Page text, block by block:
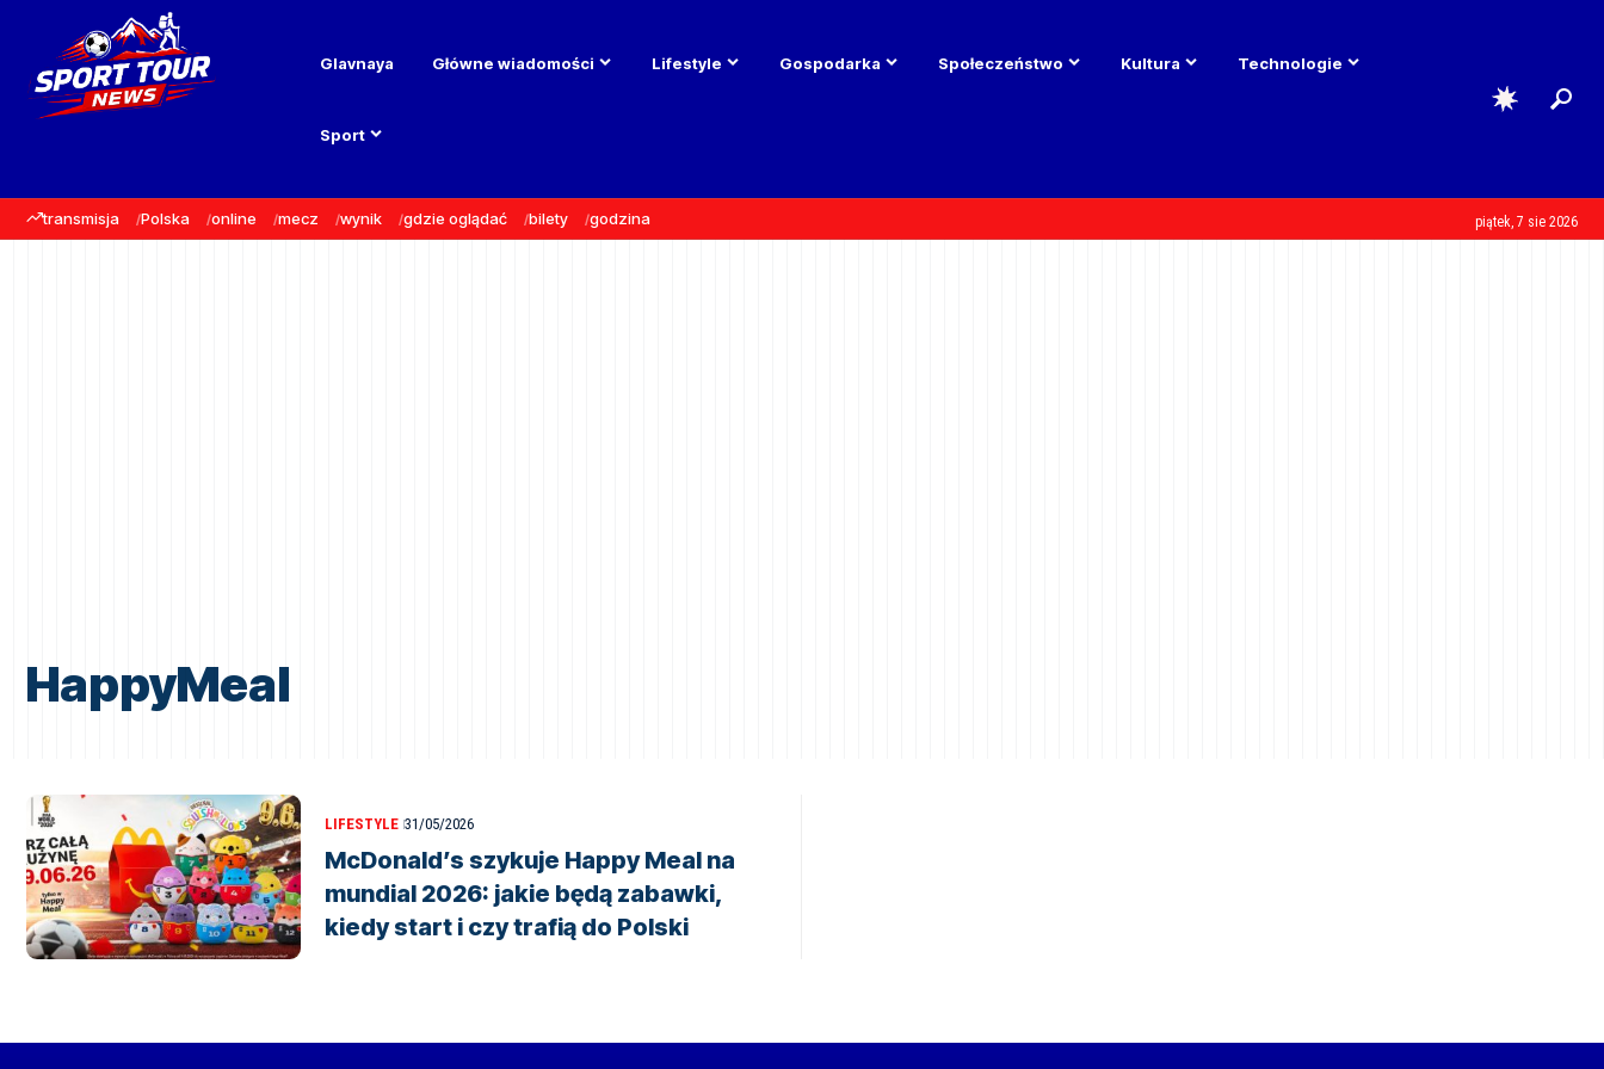
Glavnaya Główne wiadomości Lifestyle Gospodarka Społeczeństwo Kultura Technologie
Sport
transmisja Polska online mecz wynik gdzie oglądać bilety godzina piątek, 7 sie 2026
HappyMeal
LIFESTYLE 31/05/2026
McDonald’s szykuje Happy Meal na
mundial 2026: jakie będą zabawki,
kiedy start i czy trafią do Polski